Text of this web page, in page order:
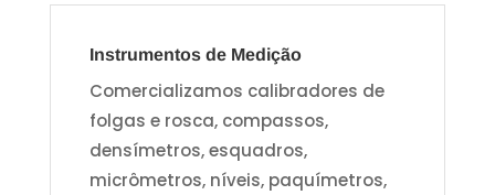
Instrumentos de Medição
Comercializamos calibradores de
folgas e rosca, compassos,
densímetros, esquadros,
micrômetros, níveis, paquímetros,